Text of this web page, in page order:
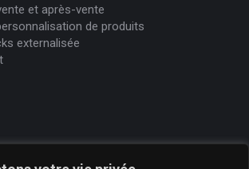
et après-vente
de produits
externalisée